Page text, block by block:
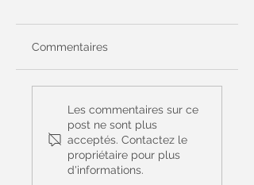
Prière Universelle
du 14 juin - 11ème
dimanche du
Temps Ordinaire -
(Matthieu 9, 36 – 10,
8)
Commentaires
Les commentaires sur ce
post ne sont plus
acceptés. Contactez le
propriétaire pour plus
d'informations.